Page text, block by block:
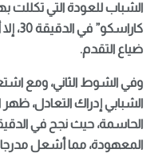
الشباب للعودة التي تكللت
ضياع التقدم.
وفي الشوط الثاني، ومع
الشبابي إدراك التعادل، ظهر
المعهودة، مما أشعل